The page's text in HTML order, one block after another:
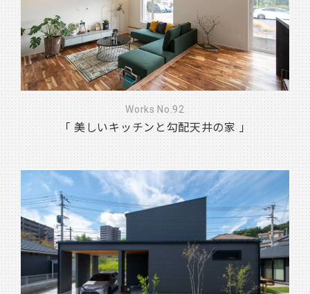
Works No.92
「 美しいキッチンと勾配天井の家 」